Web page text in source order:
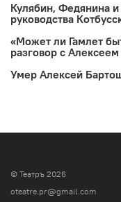
Кулябин, Федянина
руководства
«Может ли Гамлет
разговор с
Умер Алексей
© Театръ 2026
oteatre.pr@gmail.com